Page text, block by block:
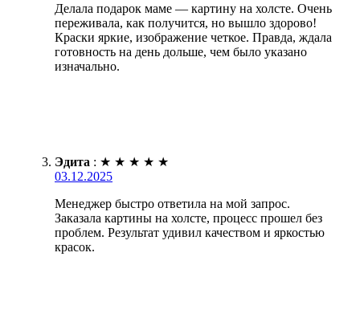
Делала подарок маме — картину на холсте. Очень
переживала, как получится, но вышло здорово!
Краски яркие, изображение четкое. Правда, ждала
готовность на день дольше, чем было указано
изначально.
Эдита : ★ ★ ★ ★ ★
03.12.2025
Менеджер быстро ответила на мой запрос.
Заказала картины на холсте, процесс прошел без
проблем. Результат удивил качеством и яркостью
красок.